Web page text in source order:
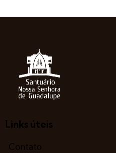
Links úteis
Contato